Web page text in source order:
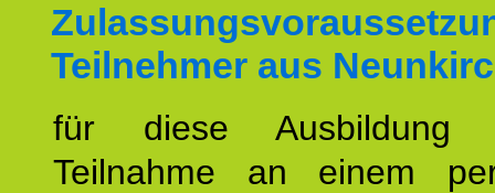
Teilnehmer aus
für diese
Teilnahme an einem